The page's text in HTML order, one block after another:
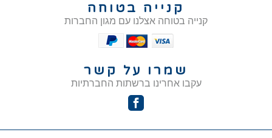
קנייה בטוחה
קנייה בטוחה אצלנו עם מגון החברות
שמרו על קשר
עקבו אחרינו ברשתות החברתיות